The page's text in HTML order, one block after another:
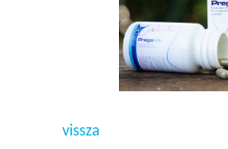
vissza